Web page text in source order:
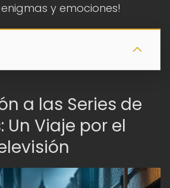
y emociones!
a las Series de
Un Viaje por el